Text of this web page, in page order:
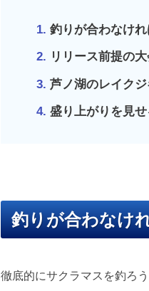
釣りが合わなけ
リリース前提の
芦ノ湖のレイク
盛り上がりを見
釣りが合わなけ
徹底的にサクラマスを釣ろ